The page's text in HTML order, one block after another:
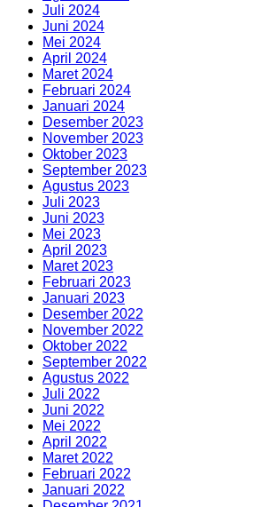
Juli 2024
Juni 2024
Mei 2024
April 2024
Maret 2024
Februari 2024
Januari 2024
Desember 2023
November 2023
Oktober 2023
September 2023
Agustus 2023
Juli 2023
Juni 2023
Mei 2023
April 2023
Maret 2023
Februari 2023
Januari 2023
Desember 2022
November 2022
Oktober 2022
September 2022
Agustus 2022
Juli 2022
Juni 2022
Mei 2022
April 2022
Maret 2022
Februari 2022
Januari 2022